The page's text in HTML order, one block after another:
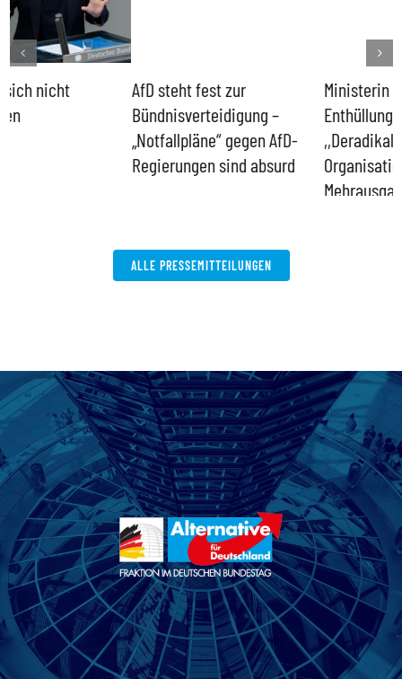
AfD steht fest zur
Bündnisverteidigung –
„Notfallpläne“ gegen AfD-
Regierungen sind absurd
Ministerin Prien muss nach
Enthüllungen über
,,Deradikalisierungs“-
Organisation
Mehrausgabenpläne stoppen
ALLE PRESSEMITTEILUNGEN